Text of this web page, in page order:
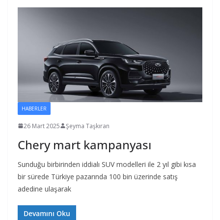
HABERLER
26 Mart 2025 Şeyma Taşkıran
Chery mart kampanyası
Sunduğu birbirinden iddialı SUV modelleri ile 2 yıl gibi kısa
bir sürede Türkiye pazarında 100 bin üzerinde satış
adedine ulaşarak
Devamını Oku